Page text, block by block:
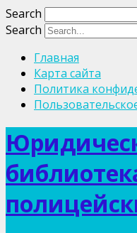
Search
Search
Главная
Карта сайта
Политика